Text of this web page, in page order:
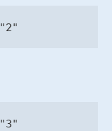
"2"
"3"